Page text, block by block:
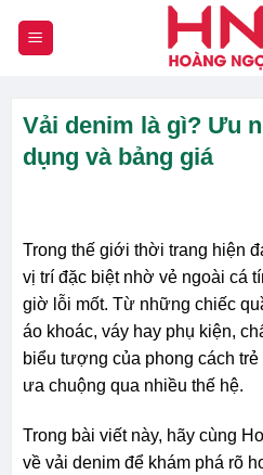
đến
Vải denim là gì? Ưu
dụng và bảng giá
Trong thế giới thời trang hiện
vị trí đặc biệt nhờ vẻ ngoài cá
giờ lỗi mốt. Từ những chiếc
áo khoác, váy hay phụ kiện,
biểu tượng của phong cách
ưa chuộng qua nhiều thế hệ.
Trong bài viết này, hãy cùng
về vải denim để khám phá rõ